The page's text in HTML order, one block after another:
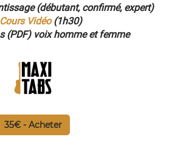
(débutant, confirmé, expert)
Vidéo(1h30)
(PDF) voix homme et femme
35€ - Acheter